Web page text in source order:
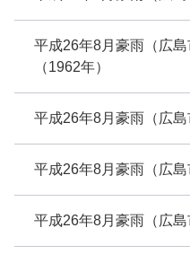
平成26年8月豪雨（広
（1962年）
平成26年8月豪雨（広
平成26年8月豪雨（広
平成26年8月豪雨（広